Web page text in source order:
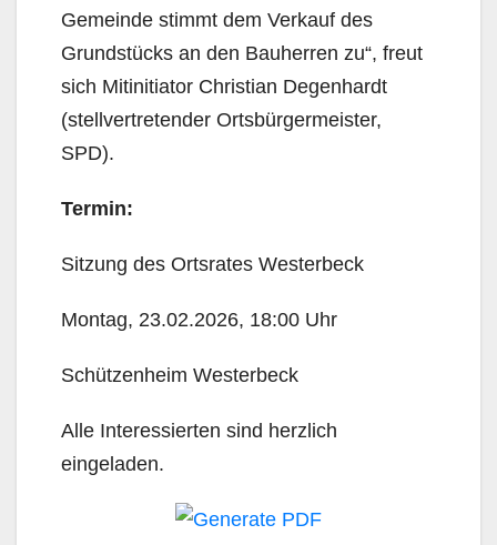
Gemeinde stimmt dem Verkauf des
Grundstücks an den Bauherren zu“, freut
sich Mitinitiator Christian Degenhardt
(stellvertretender Ortsbürgermeister,
SPD).
Termin:
Sitzung des Ortsrates Westerbeck
Montag, 23.02.2026, 18:00 Uhr
Schützenheim Westerbeck
Alle Interessierten sind herzlich
eingeladen.